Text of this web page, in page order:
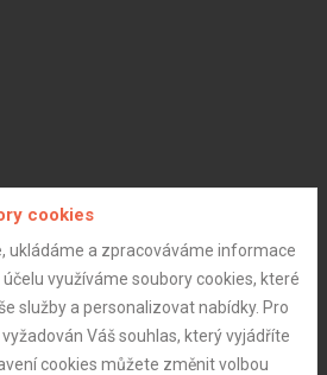
cookies
ukládáme a zpracováváme informace
využíváme soubory cookies, které
služby a personalizovat nabídky. Pro
Váš souhlas, který vyjádříte
cookies můžete změnit volbou